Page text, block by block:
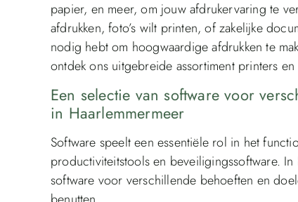
papier, en meer, om jouw afdrukervaring te
afdrukken, foto’s wilt printen, of zakelijke
nodig hebt om hoogwaardige afdrukken te
ontdek ons uitgebreide assortiment printers
Een selectie van software voor
in Haarlemmermeer
Software speelt een essentiële rol in het
productiviteitstools en beveiligingssoftware.
software voor verschillende behoeften en